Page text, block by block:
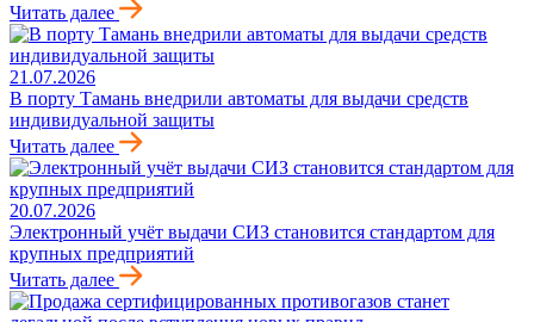
Читать далее
21.07.2026
В порту Тамань внедрили автоматы для выдачи средств
индивидуальной защиты
Читать далее
20.07.2026
Электронный учёт выдачи СИЗ становится стандартом для
крупных предприятий
Читать далее